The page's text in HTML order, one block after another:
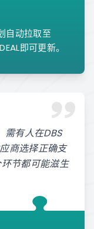
自动拉取至
即可更新。
有人在DBS
商选择正确支
节都可能滋生